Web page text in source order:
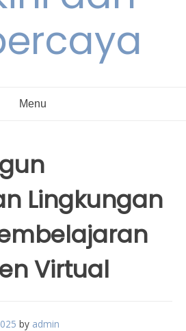
Menu
Lingkungan
Virtual
by admin